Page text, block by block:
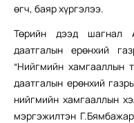
өгч, баяр хүргэлээ.
Төрийн дээд шагнал
даатгалын ерөнхий
“Нийгмийн хамгааллын
даатгалын ерөнхий
нийгмийн хамгааллын
мэргэжилтэн